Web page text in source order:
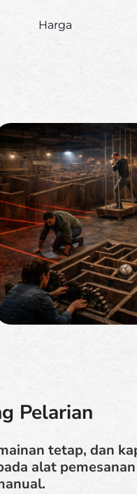
Harga
Pelarian
tetap, dan
alat